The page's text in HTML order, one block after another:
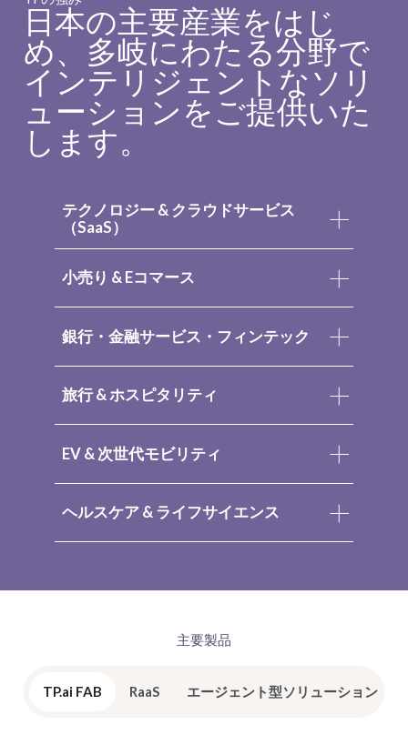
日本の主要産業をはじ
め、多岐にわたる分野で
インテリジェントなソリ
ューションをご提供いた
します。
テクノロジー & クラウドサービス
（SaaS）
小売り & Eコマース
銀行・金融サービス・フィンテック
旅行 & ホスピタリティ
EV & 次世代モビリティ
ヘルスケア & ライフサイエンス
主要製品
TP.ai FAB RaaS エージェント型ソリューション